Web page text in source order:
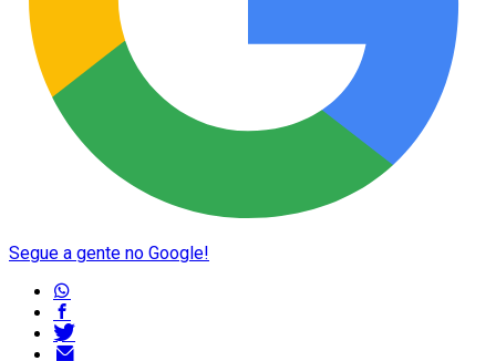
Segue a gente no Google!